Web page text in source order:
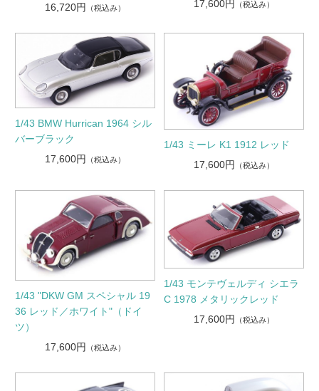
16,720円 （税込み） 17,600円 （税込み）
1/43 BMW Hurrican 1964 シル
バーブラック
17,600円
（税込み）
1/43 ミーレ K1 1912 レッド
17,600円
（税込み）
1/43 "DKW GM スペシャル 19
36 レッド／ホワイト"（ドイ
ツ）
17,600円
（税込み）
1/43 モンテヴェルディ シエラ
C 1978 メタリックレッド
17,600円
（税込み）